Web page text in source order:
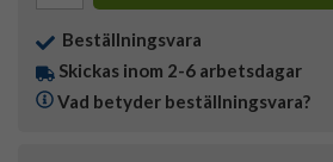
Beställningsvara
Skickas inom 2-6 arbetsdagar
Vad betyder beställningsvara?